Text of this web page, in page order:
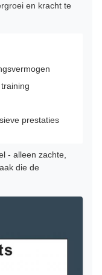
en kracht te
prestaties
- alleen zachte,
die de